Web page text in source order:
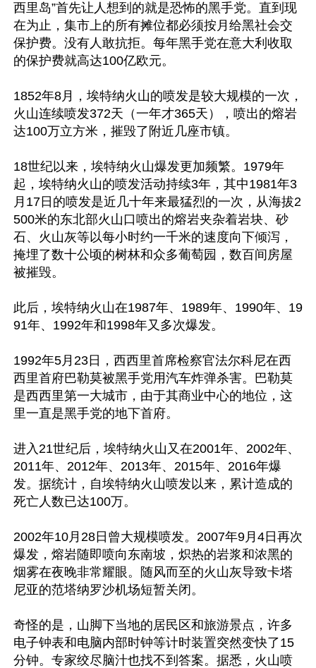
西里岛”首先让人想到的就是恐怖的黑手党。直到现
在为止，集市上的所有摊位都必须按月给黑社会交
保护费。没有人敢抗拒。每年黑手党在意大利收取
的保护费就高达100亿欧元。
1852年8月，埃特纳火山的喷发是较大规模的一次，
火山连续喷发372天（一年才365天），喷出的熔岩
达100万立方米，摧毁了附近几座市镇。
18世纪以来，埃特纳火山爆发更加频繁。1979年
起，埃特纳火山的喷发活动持续3年，其中1981年3
月17日的喷发是近几十年来最猛烈的一次，从海拔2
500米的东北部火山口喷出的熔岩夹杂着岩块、砂
石、火山灰等以每小时约一千米的速度向下倾泻，
掩埋了数十公顷的树林和众多葡萄园，数百间房屋
被摧毁。
此后，埃特纳火山在1987年、1989年、1990年、19
91年、1992年和1998年又多次爆发。
1992年5月23日，西西里首席检察官法尔科尼在西
西里首府巴勒莫被黑手党用汽车炸弹杀害。巴勒莫
是西西里第一大城市，由于其商业中心的地位，这
里一直是黑手党的地下首府。
进入21世纪后，埃特纳火山又在2001年、2002年、
2011年、2012年、2013年、2015年、2016年爆
发。据统计，自埃特纳火山喷发以来，累计造成的
死亡人数已达100万。
2002年10月28日曾大规模喷发。2007年9月4日再次
爆发，熔岩随即喷向东南坡，炽热的岩浆和浓黑的
烟雾在夜晚非常耀眼。随风而至的火山灰导致卡塔
尼亚的范塔纳罗沙机场短暂关闭。
奇怪的是，山脚下当地的居民区和旅游景点，许多
电子钟表和电脑内部时钟等计时装置突然变快了15
分钟。专家绞尽脑汁也找不到答案。据悉，火山喷